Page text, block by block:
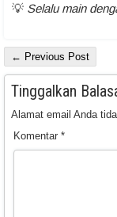
💡 Selalu main
← Previous Post
Tinggalkan
Alamat email Anda
Komentar *